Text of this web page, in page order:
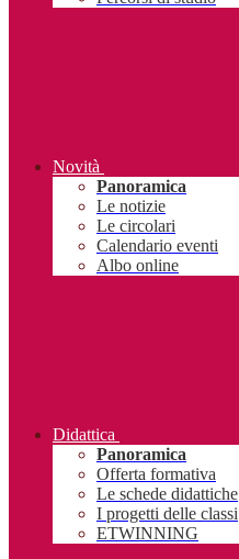
Novità
Panoramica
Le notizie
Le circolari
Calendario eventi
Albo online
Didattica
Panoramica
Offerta formativa
Le schede didattiche
I progetti delle classi
ETWINNING